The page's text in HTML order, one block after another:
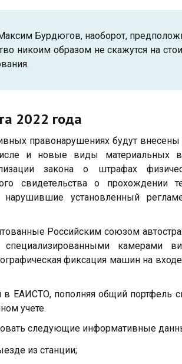
Бурдюгов, наоборот,
никоим образом не скажутся на
2022 года
правонарушениях будут внесены
и новые виды материальных
закона о штрафах
свидетельства о прохождении
установленный
Российским союзом
камерами
фиксация машин на
в ЕАИСТО, пополняя общий портфель
учете.
следующие информативные
из станции;